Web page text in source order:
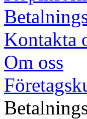
Kontakta
Om oss